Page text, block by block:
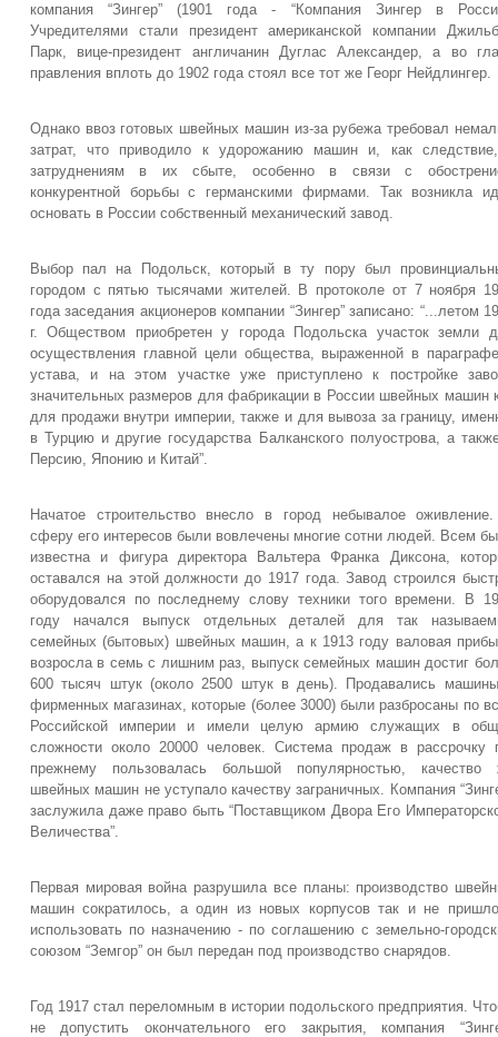
компания “Зингер” (1901 года - “Компания Зингер в
Учредителями стали президент американской компании
Парк, вице-президент англичанин Дуглас Александер, а во
правления вплоть до 1902 года стоял все тот же Георг Нейдлингер.
Однако ввоз готовых швейных машин из-за рубежа требовал
затрат, что приводило к удорожанию машин и, как
затруднениям в их сбыте, особенно в связи с
конкурентной борьбы с германскими фирмами. Так возникла
основать в России собственный механический завод.
Выбор пал на Подольск, который в ту пору был
городом с пятью тысячами жителей. В протоколе от 7 ноября
года заседания акционеров компании “Зингер” записано: “...летом
г. Обществом приобретен у города Подольска участок земли
осуществления главной цели общества, выраженной в
устава, и на этом участке уже приступлено к постройке
значительных размеров для фабрикации в России швейных машин
для продажи внутри империи, также и для вывоза за границу,
в Турцию и другие государства Балканского полуострова, а
Персию, Японию и Китай”.
Начатое строительство внесло в город небывалое
сферу его интересов были вовлечены многие сотни людей. Всем
известна и фигура директора Вальтера Франка Диксона,
оставался на этой должности до 1917 года. Завод строился
оборудовался по последнему слову техники того времени. В
году начался выпуск отдельных деталей для так
семейных (бытовых) швейных машин, а к 1913 году валовая
возросла в семь с лишним раз, выпуск семейных машин достиг
600 тысяч штук (около 2500 штук в день). Продавались
фирменных магазинах, которые (более 3000) были разбросаны по
Российской империи и имели целую армию служащих в
сложности около 20000 человек. Система продаж в рассрочку
прежнему пользовалась большой популярностью, качество
швейных машин не уступало качеству заграничных. Компания
заслужила даже право быть “Поставщиком Двора Его
Величества”.
Первая мировая война разрушила все планы: производство
машин сократилось, а один из новых корпусов так и не
использовать по назначению - по соглашению с земельно-
союзом “Земгор” он был передан под производство снарядов.
Год 1917 стал переломным в истории подольского предприятия.
не допустить окончательного его закрытия, компания